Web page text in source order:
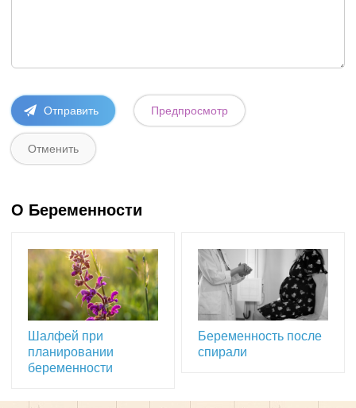
О Беременности
Шалфей при
планировании
беременности
Беременность после
спирали